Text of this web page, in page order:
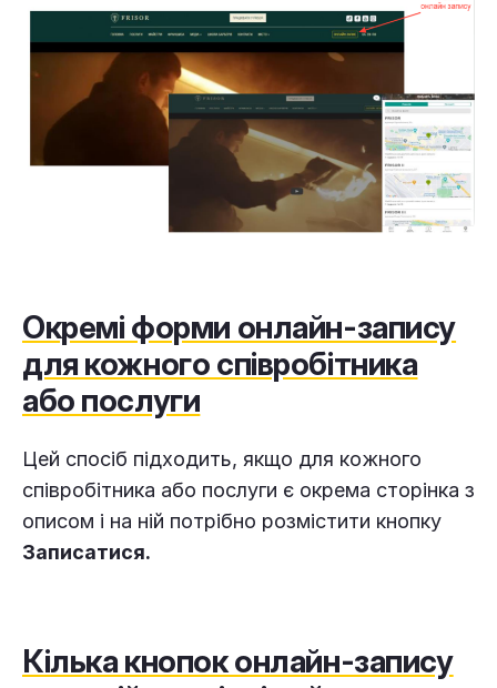
Окремі форми онлайн-запису
для кожного співробітника
або послуги
Цей спосіб підходить, якщо для кожного
співробітника або послуги є окрема сторінка з
описом і на ній потрібно розмістити кнопку
Записатися.
Кілька кнопок онлайн-запису